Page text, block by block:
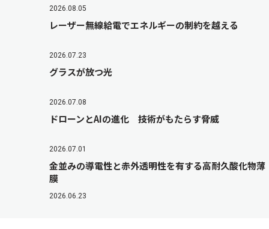
2026.08.05
レーザー無線給電でエネルギーの制約を越える
2026.07.23
グラスが放つ光
2026.07.08
ドローンとAIの進化 技術がもたらす脅威
2026.07.01
金並みの導電性と赤外透明性を有する高耐久酸化物薄
膜
2026.06.23